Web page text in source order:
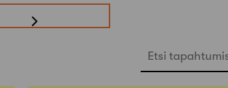
Etsi tapahtumista